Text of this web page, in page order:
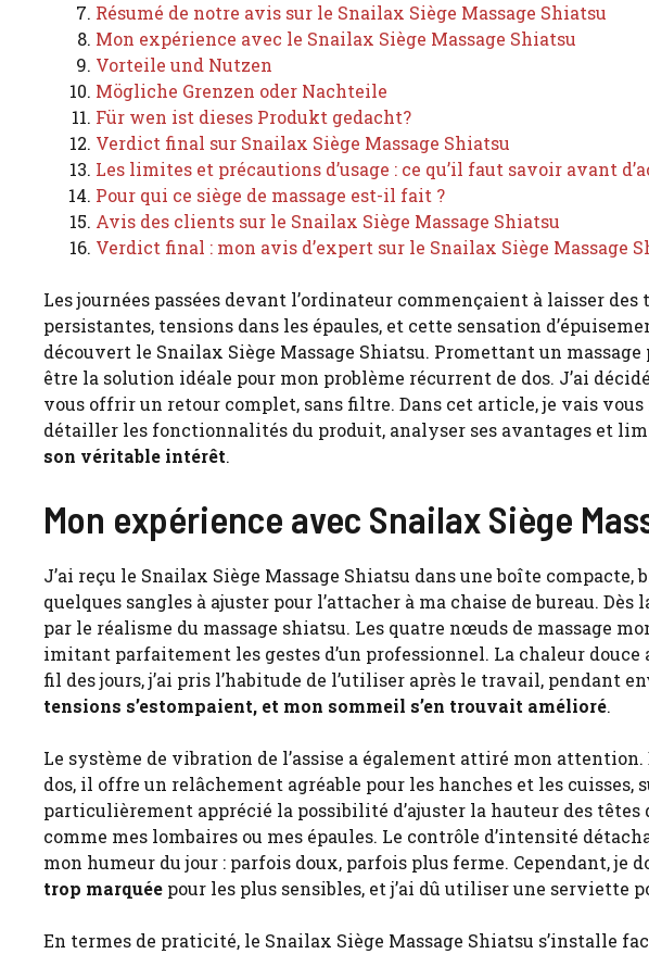
Résumé de notre avis sur le Snailax Siège Massage Shiatsu
Mon expérience avec le Snailax Siège Massage Shiatsu
Vorteile und Nutzen
Mögliche Grenzen oder Nachteile
Für wen ist dieses Produkt gedacht?
Verdict final sur Snailax Siège Massage Shiatsu
Les limites et précautions d’usage : ce qu’il faut savoir avant
Pour qui ce siège de massage est-il fait ?
Avis des clients sur le Snailax Siège Massage Shiatsu
Verdict final : mon avis d’expert sur le Snailax Siège Massage
Les journées passées devant l’ordinateur commençaient à laisser
persistantes, tensions dans les épaules, et cette sensation
découvert le Snailax Siège Massage Shiatsu. Promettant un
être la solution idéale pour mon problème récurrent de dos. J’ai
vous offrir un retour complet, sans filtre. Dans cet article, je vais
détailler les fonctionnalités du produit, analyser ses avantages et
son véritable intérêt.
Mon expérience avec Snailax Siège
J’ai reçu le Snailax Siège Massage Shiatsu dans une boîte compacte,
quelques sangles à ajuster pour l’attacher à ma chaise de bureau.
par le réalisme du massage shiatsu. Les quatre nœuds de massage
imitant parfaitement les gestes d’un professionnel. La chaleur douce
fil des jours, j’ai pris l’habitude de l’utiliser après le travail, pendant
tensions s’estompaient, et mon sommeil s’en trouvait amélioré.
Le système de vibration de l’assise a également attiré mon
dos, il offre un relâchement agréable pour les hanches et les cuisses,
particulièrement apprécié la possibilité d’ajuster la hauteur des têtes
comme mes lombaires ou mes épaules. Le contrôle d’intensité
mon humeur du jour : parfois doux, parfois plus ferme. Cependant, je
trop marquée pour les plus sensibles, et j’ai dû utiliser une serviette
En termes de praticité, le Snailax Siège Massage Shiatsu s’installe